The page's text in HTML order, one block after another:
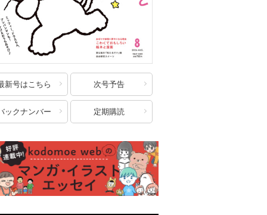
新号はこちら 次号予告
ックナンバー 定期購読